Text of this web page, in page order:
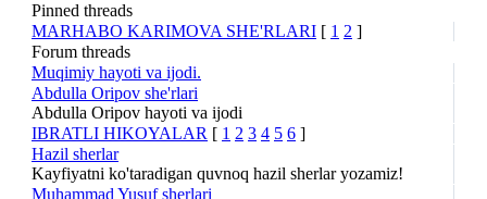
Pinned threads
MARHABO KARIMOVA SHE'RLARI [ 1 2 ]
Forum threads
Muqimiy hayoti va ijodi.
Abdulla Oripov she'rlari
Abdulla Oripov hayoti va ijodi
IBRATLI HIKOYALAR [ 1 2 3 4 5 6 ]
Hazil sherlar
Kayfiyatni ko'taradigan quvnoq hazil sherlar yozamiz!
Muhammad Yusuf sherlari